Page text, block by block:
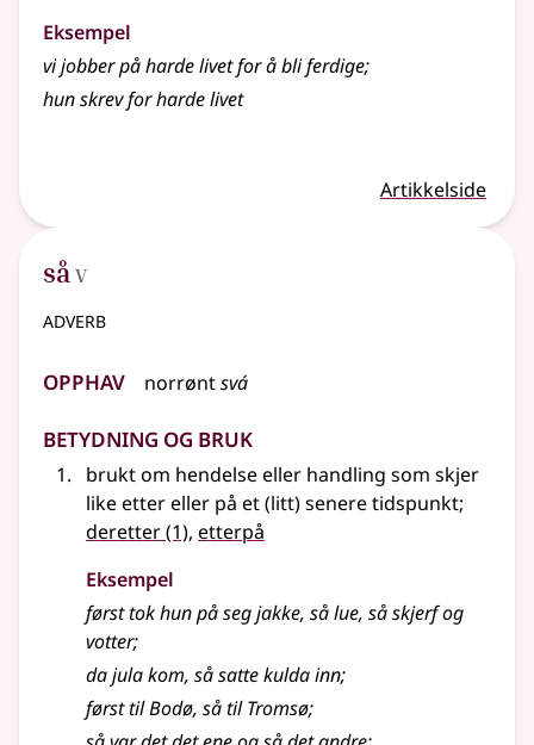
Eksempel
vi jobber på harde livet for å bli ferdige;
hun skrev for harde livet
Artikkelside
så 5
V
adverb
Opphav norrøntsvá
Betydning og bruk
brukt om hendelse eller handling som skjer
like etter eller på et (litt) senere tidspunkt;
deretter(1), etterpå
Eksempel
først tok hun på seg jakke, så lue, så skjerf og
votter;
da jula kom, så satte kulda inn;
først til Bodø, så til Tromsø;